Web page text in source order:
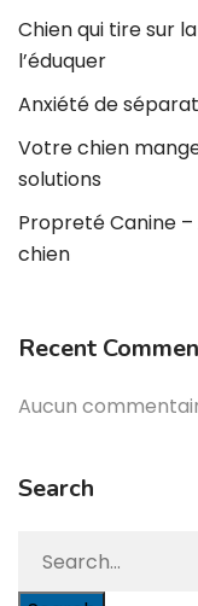
Chien qui tire sur
l’éduquer
Anxiété de
Votre chien
solutions
Propreté Canine
chien
Recent
Aucun
Search